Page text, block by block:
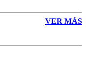
VER MÁS